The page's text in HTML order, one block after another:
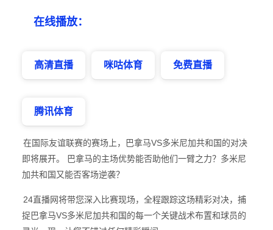
在线播放：
高清直播 咪咕体育 免费直播
腾讯体育
在国际友谊联赛的赛场上，巴拿马VS多米尼加共和国的对决
即将展开。 巴拿马的主场优势能否助他们一臂之力？多米尼
加共和国又能否客场逆袭？
24直播网将带您深入比赛现场，全程跟踪这场精彩对决，捕
捉巴拿马VS多米尼加共和国的每一个关键战术布置和球员的